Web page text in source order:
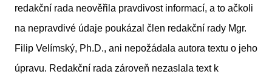
redakční rada neověřila pravdivost informací, a to ačkoli
na nepravdivé údaje poukázal člen redakční rady Mgr.
Filip Velímský, Ph.D., ani nepožádala autora textu o jeho
úpravu. Redakční rada zároveň nezaslala text k